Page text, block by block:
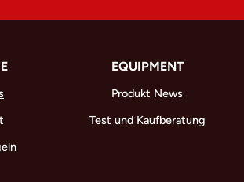
EQUIPMENT
Produkt News
Test und Kaufberatung